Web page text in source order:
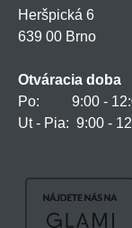
Heršpická 6
639 00 Brno
Otváracia doba
Po: 9:00 -
Ut - Pia: 9:00 -